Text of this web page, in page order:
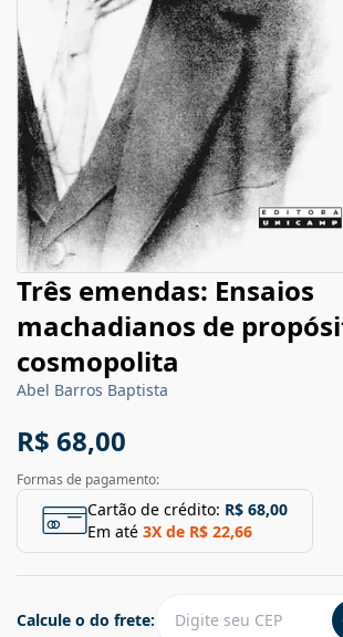
Três emendas: Ensaios
machadianos de
cosmopolita
Abel Barros Baptista
R$ 68,00
Formas de pagamento:
Cartão de crédito: R$ 68,00
Em até 3X de R$ 22,66
Calcule o do frete: